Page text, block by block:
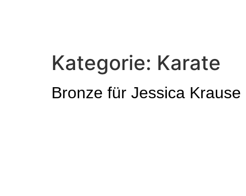
Kategorie: Karate
Bronze für Jessica